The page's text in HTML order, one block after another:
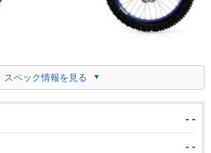
スペック情報を見る
- -
- -